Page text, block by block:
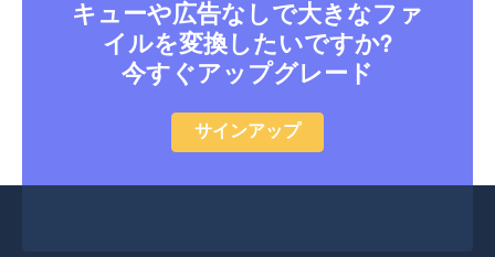
キューや広告なしで大きなファ
イルを変換したいですか?
今すぐアップグレード
サインアップ